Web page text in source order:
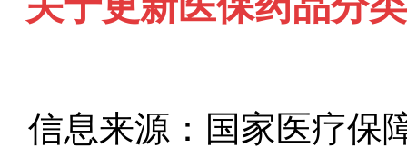
信息来源：国家医疗保